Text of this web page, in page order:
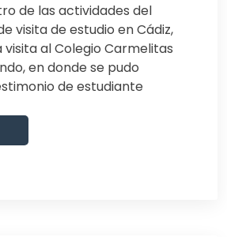
de las actividades del
visita de estudio en Cádiz,
visita al Colegio Carmelitas
en donde se pudo
de estudiante